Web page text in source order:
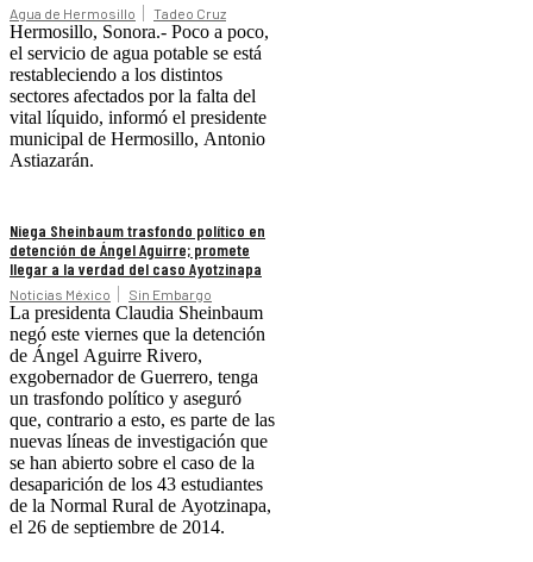
Agua de Hermosillo Tadeo Cruz
Hermosillo, Sonora.- Poco a poco,
el servicio de agua potable se está
restableciendo a los distintos
sectores afectados por la falta del
vital líquido, informó el presidente
municipal de Hermosillo, Antonio
Astiazarán.
Niega Sheinbaum trasfondo político en
detención de Ángel Aguirre; promete
llegar a la verdad del caso Ayotzinapa
Noticias México Sin Embargo
La presidenta Claudia Sheinbaum
negó este viernes que la detención
de Ángel Aguirre Rivero,
exgobernador de Guerrero, tenga
un trasfondo político y aseguró
que, contrario a esto, es parte de las
nuevas líneas de investigación que
se han abierto sobre el caso de la
desaparición de los 43 estudiantes
de la Normal Rural de Ayotzinapa,
el 26 de septiembre de 2014.